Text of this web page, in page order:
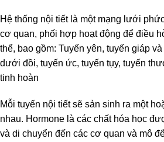
Hệ thống nội tiết là một mạng lưới
cơ quan, phối hợp hoạt động để điều
thể, bao gồm: Tuyến yên, tuyến giáp
dưới đồi, tuyến ức, tuyến tụy, tuyến
tinh hoàn
Mỗi tuyến nội tiết sẽ sản sinh ra một
nhau. Hormone là các chất hóa học
và di chuyển đến các cơ quan và mô